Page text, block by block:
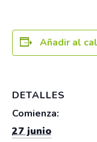
Añadir al
DETALLES
Comienza:
27 junio